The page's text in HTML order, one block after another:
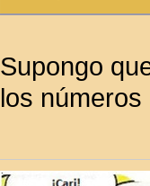
Supongo
los